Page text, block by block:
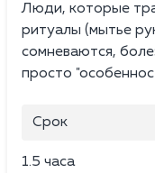
Люди, которые
ритуалы (мытье
сомневаются,
просто
Срок
1.5 часа